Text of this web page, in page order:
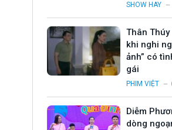
SHOW HAY
Thân
khi nghi
ảnh” có
gái
PHIM VIỆT
Diễm
dòng